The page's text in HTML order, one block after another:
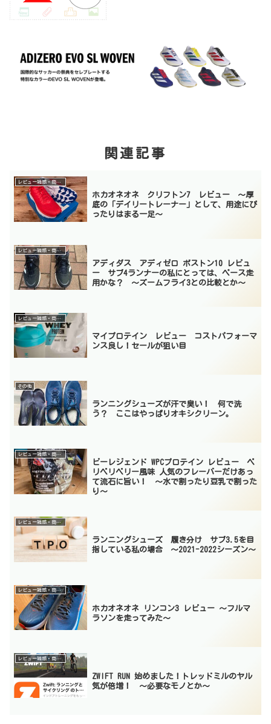
関連記事
レビュー雑感・商品紹介
ホカオネオネ クリフトン7 レビュー 〜厚
底の「デイリートレーナー」として、用途にぴ
ったりはまる一足〜
レビュー雑感・商品紹介
アディダス アディゼロ ボストン10 レビュ
ー サブ4ランナーの私にとっては、ペース走
用かな？ 〜ズームフライ3との比較とか〜
レビュー雑感・商品紹介
マイプロテイン レビュー コストパフォーマ
ンス良し！セールが狙い目
その他
ランニングシューズが汗で臭い！ 何で洗
う？ ここはやっぱりオキシクリーン。
レビュー雑感・商品紹介
ビーレジェンド WPCプロテイン レビュー ベ
リベリベリー風味 人気のフレーバーだけあっ
て流石に旨い！ 〜水で割ったり豆乳で割った
り〜
レビュー雑感・商品紹介
ランニングシューズ 履き分け サブ3.5を目
指している私の場合 〜2021-2022シーズン〜
レビュー雑感・商品紹介
ホカオネオネ リンコン3 レビュー 〜フルマ
ラソンを走ってみた〜
レビュー雑感・商品紹介
ZWIFT RUN 始めました！トレッドミルのヤル
気が倍増！ 〜必要なモノとか〜